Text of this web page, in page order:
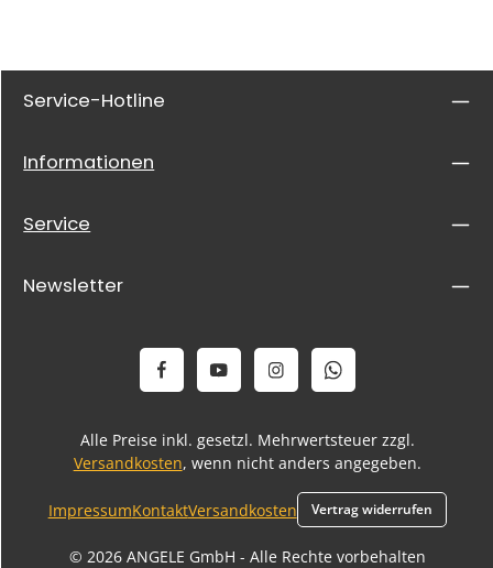
Service-Hotline
Informationen
Service
Newsletter
Alle Preise inkl. gesetzl. Mehrwertsteuer zzgl.
Versandkosten, wenn nicht anders angegeben.
© 2026 ANGELE GmbH - Alle Rechte vorbehalten
ImpressumKontaktVersandkosten Vertrag widerrufen